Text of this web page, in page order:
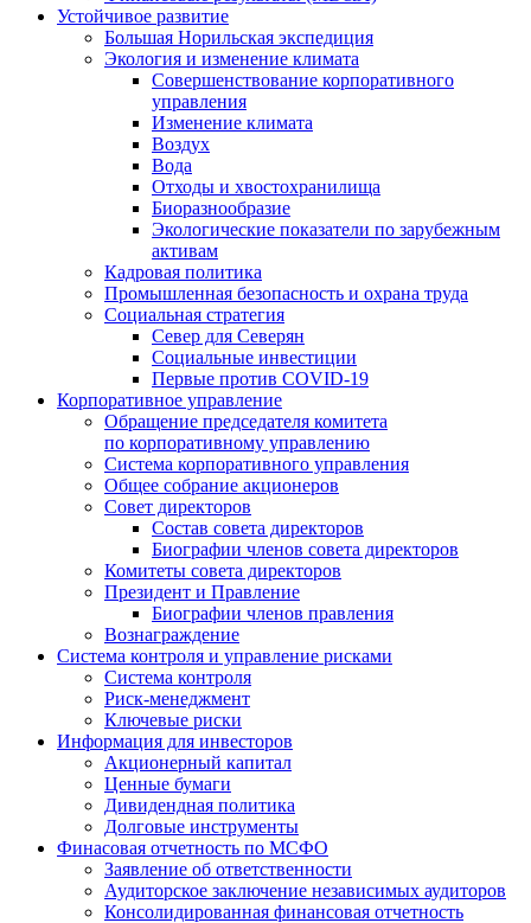
Устойчивое развитие
Большая Норильская экспедиция
Экология и изменение климата
Совершенствование корпоративного
управления
Изменение климата
Воздух
Вода
Отходы и хвостохранилища
Биоразнообразие
Экологические показатели по зарубежным
активам
Кадровая политика
Промышленная безопасность и охрана труда
Социальная стратегия
Север для Северян
Социальные инвестиции
Первые против COVID‑19
Корпоративное управление
Обращение председателя комитета
по корпоративному управлению
Система корпоративного управления
Общее собрание акционеров
Совет директоров
Состав совета директоров
Биографии членов совета директоров
Комитеты совета директоров
Президент и Правление
Биографии членов правления
Вознаграждение
Система контроля и управление рисками
Система контроля
Риск-менеджмент
Ключевые риски
Информация для инвесторов
Акционерный капитал
Ценные бумаги
Дивидендная политика
Долговые инструменты
Финасовая отчетность по МСФО
Заявление об ответственности
Аудиторское заключение независимых аудиторов
Консолидированная финансовая отчетность